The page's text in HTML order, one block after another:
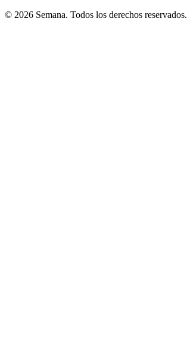
© 2026 Semana. Todos los derechos reservados.